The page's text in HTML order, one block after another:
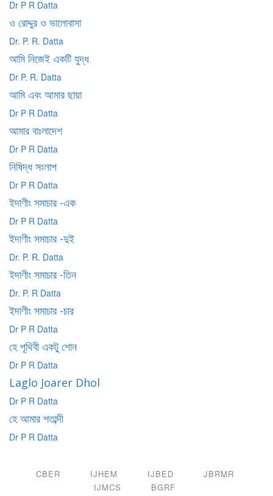
Dr P R Datta
ও রোদ্দুর ও ভালোবাসা
Dr. P. R. Datta
আমি নিজেই একটি যুদ্ধ
Dr P. R. Datta
আমি এবং আমার ছায়া
Dr P R Datta
আমার বাঃলাদেশ
Dr P R Datta
নিষিদ্ধ সংলাপ
Dr P R Datta
ইদাণীং সমাচার -এক
Dr P R Datta
ইদাণীং সমাচার -দুই
Dr. P. R. Datta
ইদাণীং সমাচার -তিন
Dr. P. R Datta
ইদাণীং সমাচার -চার
Dr P R Datta
হে পূথিবী একটু শোন
Dr P R Datta
Laglo Joarer Dhol
Dr P R Datta
হে আমার শতাব্দী
Dr P R Datta
CBER IJHEM IJBED
JBRMR
IJMCS
BGRF